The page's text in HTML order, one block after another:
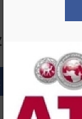
Envoyer à
ARTICLE